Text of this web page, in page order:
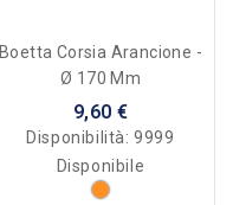
Boetta Corsia Arancione -
Ø 170 Mm
9,60 €
Disponibilità:9999
Disponibile